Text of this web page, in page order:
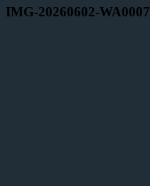
IMG-20260602-WA0007